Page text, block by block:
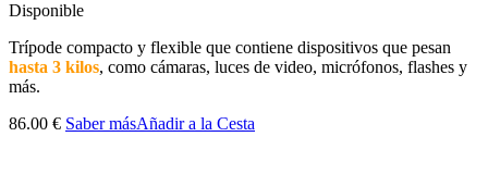
Disponible
Trípode compacto y flexible que contiene dispositivos que pesan
hasta 3 kilos, como cámaras, luces de video, micrófonos, flashes y
más.
86.00 € Saber másAñadir a la Cesta